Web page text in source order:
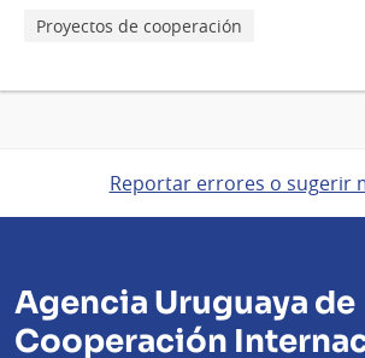
Proyectos de cooperación
Reportar errores o sugerir
Agencia Uruguaya de
Cooperación